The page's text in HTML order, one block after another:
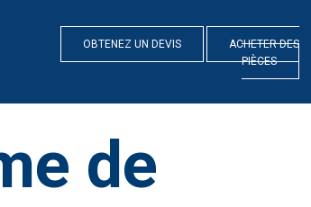
OBTENEZ UN DEVIS
ACHETER DES
PIÈCES
de